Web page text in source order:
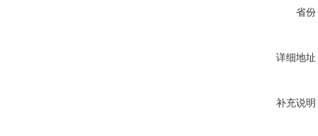
省份
详细地址
补充说明